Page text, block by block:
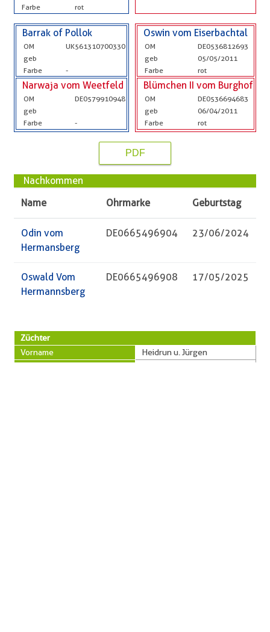
Farbe
rot
Barrak of Pollok
OM
UK561310700330
geb
Farbe
-
Narwaja vom Weetfeld
OM
DE0579910948
geb
Farbe
-
Oswin vom Eiserbachtal
OM
DE0536812693
geb
05/05/2011
Farbe
rot
Blümchen II vom Burghof
OM
DE0536694683
geb
06/04/2011
Farbe
rot
PDF
Nachkommen
Name
Ohrmarke Geburtstag
Odin vom
Hermansberg
DE0665496904 23/06/2024
Oswald Vom
Hermannsberg
DE0665496908 17/05/2025
Züchter
Vorname
Heidrun u. Jürgen